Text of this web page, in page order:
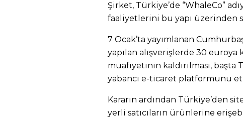
Şirket, Türkiye’de “WhaleCo”
faaliyetlerini bu yapı üzerinden
7 Ocak’ta yayımlanan
yapılan alışverişlerde 30
muafiyetinin kaldırılması,
yabancı e-ticaret platformunu
Kararın ardından Türkiye’den
yerli satıcıların ürünlerine